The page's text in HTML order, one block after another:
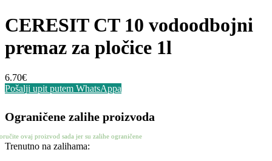
CERESIT CT 10 vodoodbojni
premaz za pločice 1l
6.70€
Pošalji upit putem WhatsAppa
Ograničene zalihe proizvoda
ovaj proizvod sada jer su zalihe ograničene
Trenutno na zalihama: